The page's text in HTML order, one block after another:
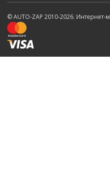
© AUTO-ZAP 2010-2026. Интернет-